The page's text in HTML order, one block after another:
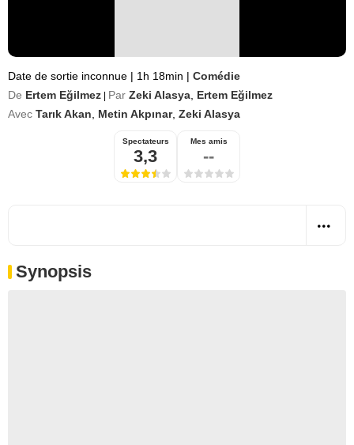
Date de sortie inconnue | 1h 18min | Comédie
De Ertem Eğilmez Par Zeki Alasya Ertem Eğilmez
Avec Tarık Akan Metin Akpınar, Zeki Alasya
Spectateurs
3,3
Mes amis
--
Synopsis